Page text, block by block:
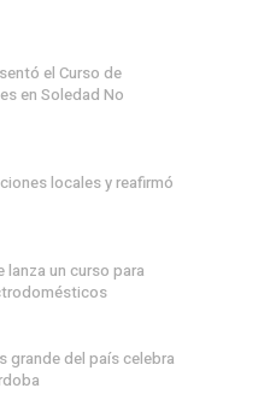
el Curso de
en Soledad No
locales y reafirmó
lanza un curso para
grande del país celebra